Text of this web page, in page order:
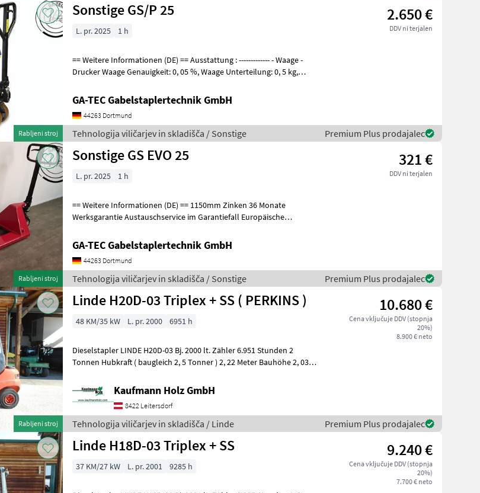
Rabljeni stroj
Sonstige GS/P 25 2.650 €
DDV ni terjalen
L. pr. 2025 1 h
== Weitere Informationen (DE) == Ausstattung : ------------- - Waage -
Drucker Waage Genauigkeit: 0, 05 %, Waage Unterteilung: 0, 5 kg,
GA-TEC Gabelstaplertechnik GmbH
44263 Dortmund
Tehnologija viličarjev in skladišča / Sonstige Premium Plus prodajalec
Rabljeni stroj
Sonstige GS EVO 25 321 €
DDV ni terjalen
L. pr. 2025 1 h
== Weitere Informationen (DE) == 1150mm Zinken 36 Monate
Werksgarantie Austauschservice im Garantiefall Europäische
GA-TEC Gabelstaplertechnik GmbH
44263 Dortmund
Tehnologija viličarjev in skladišča / Sonstige Premium Plus prodajalec
Rabljeni stroj
Linde H20D-03 Triplex + SS ( PERKINS ) 10.680 €
Cena vključuje DDV (stopnja
20%)
8.900 € neto
48 KM/35 kW L. pr. 2000 6951 h
Dieselstapler LINDE H20D-03 Bj. 2000 lt. Zähler 6.951 Stunden 2
Tonnen Hubkraft ( baugleich 2, 5 Tonner ) 2, 22 Meter Bauhöhe 2, 03
Kaufmann Holz GmbH
8422 Leitersdorf
Tehnologija viličarjev in skladišča / Linde Premium Plus prodajalec
Linde H18D-03 Triplex + SS 9.240 €
Cena vključuje DDV (stopnja
20%)
7.700 € neto
37 KM/27 kW L. pr. 2001 9285 h